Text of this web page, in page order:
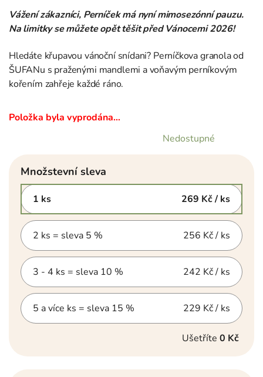
Vážení zákazníci, Perníček má nyní mimosezónní pauzu.
Na limitky se můžete opět těšit před Vánocemi 2026!
Hledáte křupavou vánoční snídani? Perníčkova granola od
ŠUFANu s praženými mandlemi a voňavým perníkovým
kořením zahřeje každé ráno.
Položka byla vyprodána…
Nedostupné
Množstevní sleva
1 ks 269 Kč/ ks
2 ks = sleva 5 % 256 Kč/ ks
3 - 4 ks = sleva 10 % 242 Kč/ ks
5 a více ks = sleva 15 % 229 Kč/ ks
Ušetříte 0 Kč